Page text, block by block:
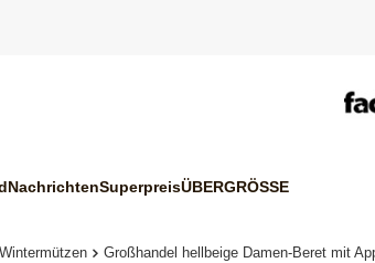
NachrichtenSuperpreisÜBERGRÖSSE
Wintermützen Großhandel hellbeige Damen-Beret mit